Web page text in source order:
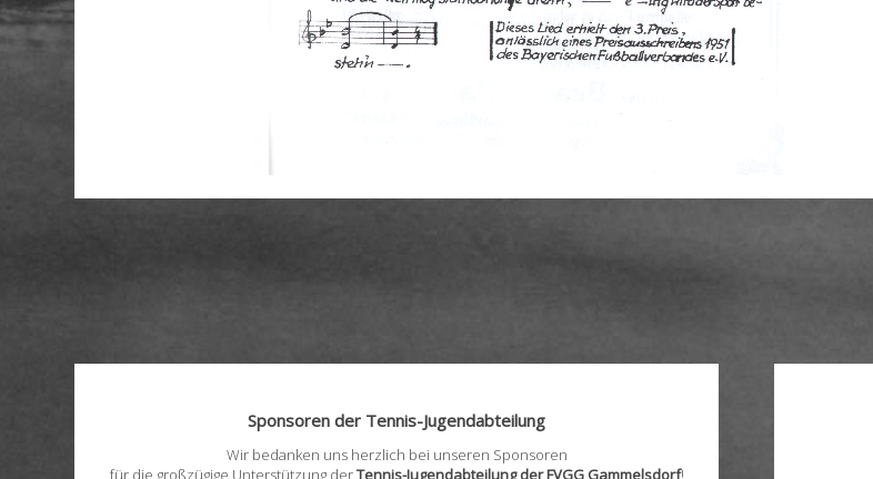
Sponsoren der Tennis-Jugendabteilung
Wir bedanken uns herzlich bei unseren Sponsoren
für die großzügige Unterstützung derTennis-Jugendabteilung der FVGG Gammelsdorf!